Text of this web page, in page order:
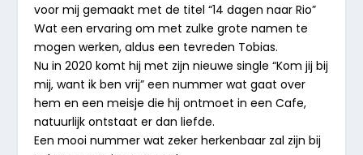
voor mij gemaakt met de titel “14 dagen naar Rio”
Wat een ervaring om met zulke grote namen te
mogen werken, aldus een tevreden Tobias.
Nu in 2020 komt hij met zijn nieuwe single “Kom jij bij
mij, want ik ben vrij” een nummer wat gaat over
hem en een meisje die hij ontmoet in een Cafe,
natuurlijk ontstaat er dan liefde.
Een mooi nummer wat zeker herkenbaar zal zijn bij